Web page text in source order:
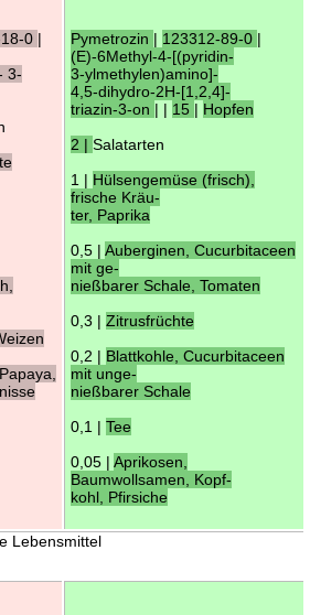
0 |
3-
Pymetrozin | 123312-89-0 |
(E)-6Methyl-4-[(pyridin-
3-ylmethylen)amino]-
4,5-dihydro-2H-[1,2,4]-
triazin-3-on | | 15 | Hopfen
2 | Salatarten
1 | Hülsengemüse (frisch),
frische Kräu-
ter, Paprika
0,5 | Auberginen, Cucurbitaceen
mit ge-
nießbarer Schale, Tomaten
0,3 | Zitrusfrüchte
0,2 | Blattkohle, Cucurbitaceen
mit unge-
nießbarer Schale
0,1 | Tee
0,05 | Aprikosen,
Baumwollsamen, Kopf-
kohl, Pfirsiche
Lebensmittel